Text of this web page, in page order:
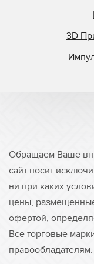
3D
Обращаем Ваше
сайт носит
ни при каких
цены,
офертой,
Все торговые